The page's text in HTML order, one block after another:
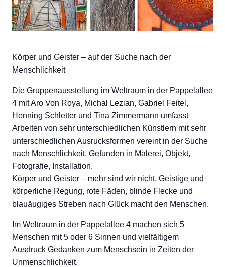
Körper und Geister – auf der Suche nach der
Menschlichkeit
Die Gruppenausstellung im Weltraum in der Pappelallee
4 mit Aro Von Roya, Michal Lezian, Gabriel Feitel,
Henning Schletter und Tina Zimmermann umfasst
Arbeiten von sehr unterschiedlichen Künstlern mit sehr
unterschiedlichen Ausrucksformen vereint in der Suche
nach Menschlichkeit. Gefunden in Malerei, Objekt,
Fotografie, Installation.
Körper und Geister – mehr sind wir nicht. Geistige und
körperliche Regung, rote Fäden, blinde Flecke und
blauäugiges Streben nach Glück macht den Menschen.
Im Weltraum in der Pappelallee 4 machen sich 5
Menschen mit 5 oder 6 Sinnen und vielfältigem
Ausdruck Gedanken zum Menschsein in Zeiten der
Unmenschlichkeit.